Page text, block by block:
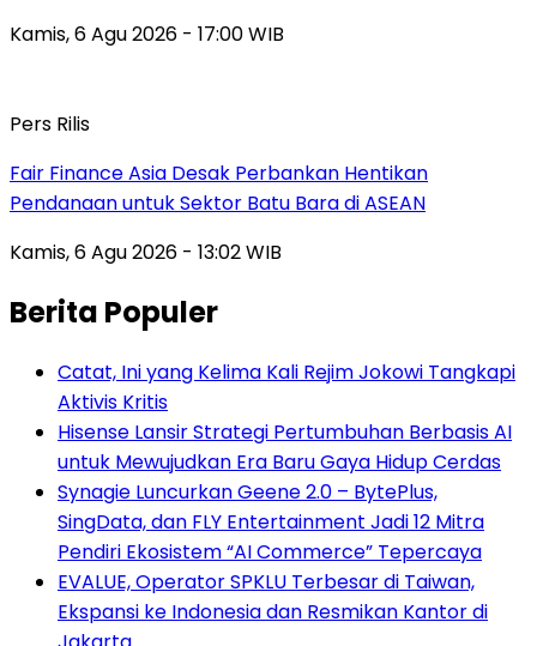
Kamis, 6 Agu 2026 - 17:00 WIB
Pers Rilis
Fair Finance Asia Desak Perbankan Hentikan
Pendanaan untuk Sektor Batu Bara di ASEAN
Kamis, 6 Agu 2026 - 13:02 WIB
Berita Populer
Catat, Ini yang Kelima Kali Rejim Jokowi Tangkapi
Aktivis Kritis
Hisense Lansir Strategi Pertumbuhan Berbasis AI
untuk Mewujudkan Era Baru Gaya Hidup Cerdas
Synagie Luncurkan Geene 2.0 – BytePlus,
SingData, dan FLY Entertainment Jadi 12 Mitra
Pendiri Ekosistem “AI Commerce” Tepercaya
EVALUE, Operator SPKLU Terbesar di Taiwan,
Ekspansi ke Indonesia dan Resmikan Kantor di